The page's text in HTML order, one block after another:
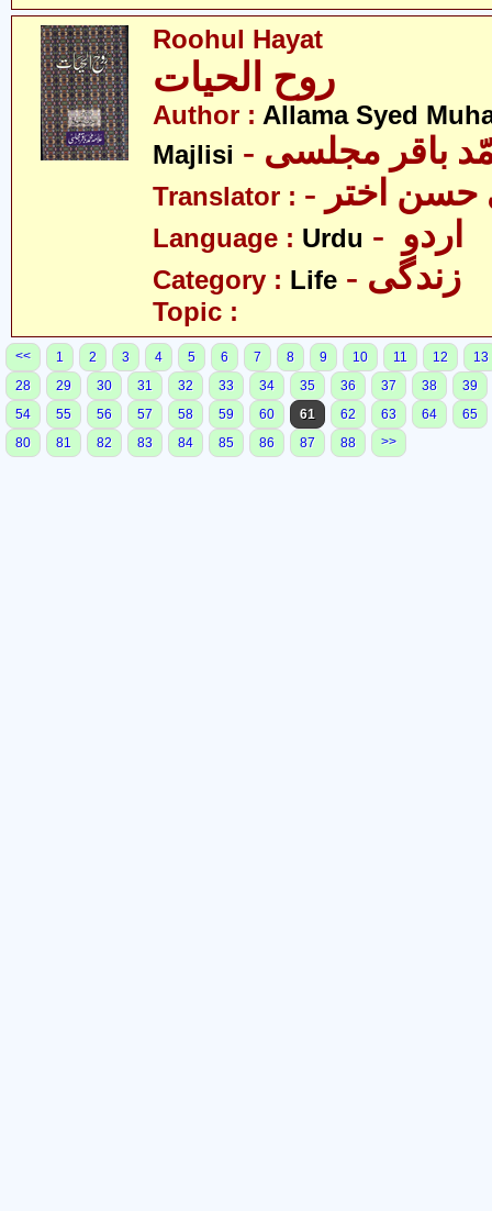
Roohul Hayat
Author : Allama Syed
Majlisi
باقر مجلسی
Translator : حسن اختر
Language : Urdu
Category : Life - زندگی
Topic :
<< 1 2 3 4 5 6 7 8 9 10 11 12
13
28
29 30 31 32 33 34 35 36 37 38
39
54
55 56 57 58 59 60 61 62 63 64
65
80
81 82 83 84 85 86 87 88 >>